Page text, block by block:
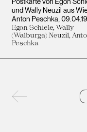
und Wally Neuzil aus
Anton Peschka
Egon Schiele, Wally
(Walburga) Neuzil,
Peschka